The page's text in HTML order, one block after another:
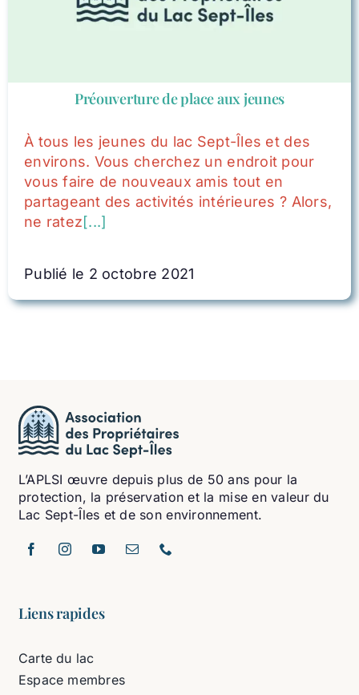
Préouverture de place aux jeunes
À tous les jeunes du lac Sept-Îles et des
environs. Vous cherchez un endroit pour
vous faire de nouveaux amis tout en
partageant des activités intérieures ? Alors,
ne ratez[...]
Publié le 2 octobre 2021
L’APLSI œuvre depuis plus de 50 ans pour la
protection, la préservation et la mise en valeur du
Lac Sept-Îles et de son environnement.
Liens rapides
Carte du lac
Espace membres